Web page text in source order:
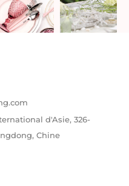
d'Asie, 326-
Chine